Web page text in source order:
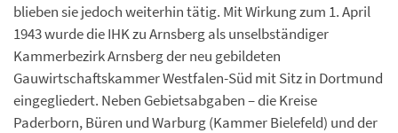
blieben sie jedoch weiterhin tätig. Mit Wirkung zum 1. April
1943 wurde die IHK zu Arnsberg als unselbständiger
Kammerbezirk Arnsberg der neu gebildeten
Gauwirtschaftskammer Westfalen-Süd mit Sitz in Dortmund
eingegliedert. Neben Gebietsabgaben – die Kreise
Paderborn, Büren und Warburg (Kammer Bielefeld) und der